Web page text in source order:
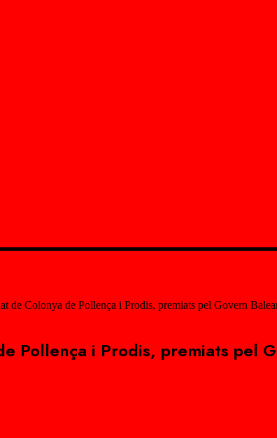
de Colonya de Pollença i Prodis, premiats pel Govern
Pollença i Prodis, premiats pel